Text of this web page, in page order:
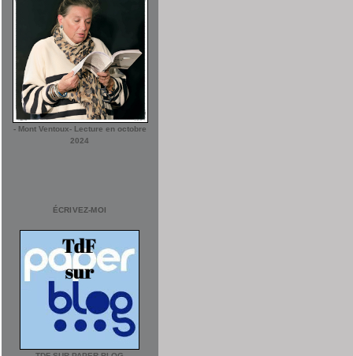
- Mont Ventoux- Lecture en octobre
2024
ÉCRIVEZ-MOI